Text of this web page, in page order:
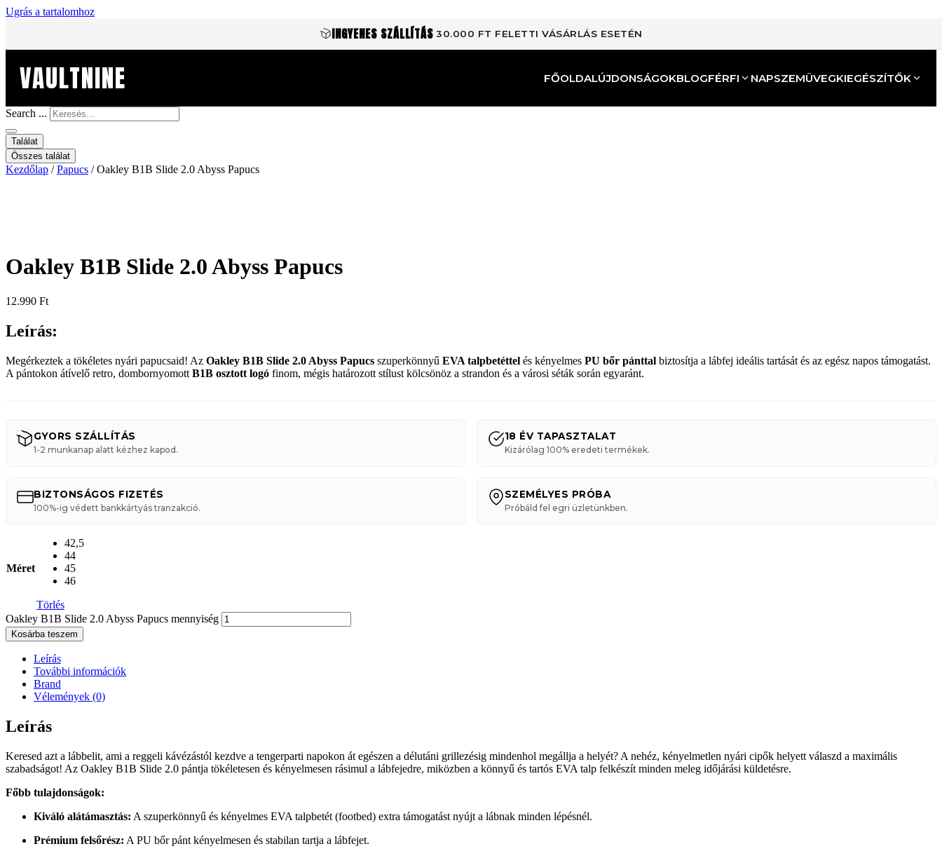
Ugrás a tartalomhoz
INGYENES SZÁLLÍTÁS 30.000 FT FELETTI VÁSÁRLÁS ESETÉN
VAULTNINE FŐOLDALÚJDONSÁGOKBLOGFÉRFI NAPSZEMÜVEGKIEGÉSZÍTŐK
Search ...
Találat
Összes találat
Kezdőlap /Papucs / Oakley B1B Slide 2.0 Abyss Papucs
Oakley B1B Slide 2.0 Abyss Papucs
12.990 Ft
Leírás:
Megérkeztek a tökéletes nyári papucsaid! Az Oakley B1B Slide 2.0 Abyss Papucs szuperkönnyű EVA talpbetéttel és kényelmes PU bőr pánttal biztosítja a lábfej ideális tartását és az egész napos támogatást.
A pántokon átívelő retro, dombornyomott B1B osztott logó finom, mégis határozott stílust kölcsönöz a strandon és a városi séták során egyaránt.
GYORS SZÁLLÍTÁS
1-2 munkanap alatt kézhez kapod.
18 ÉV TAPASZTALAT
Kizárólag 100% eredeti termékek.
BIZTONSÁGOS FIZETÉS
100%-ig védett bankkártyás tranzakció.
SZEMÉLYES PRÓBA
Próbáld fel egri üzletünkben.
Méret
42,5
44
45
46
Törlés
Oakley B1B Slide 2.0 Abyss Papucs mennyiség
Kosárba teszem
Leírás
További információk
Brand
Vélemények (0)
Leírás
Keresed azt a lábbelit, ami a reggeli kávézástól kezdve a tengerparti napokon át egészen a délutáni grillezésig mindenhol megállja a helyét? A nehéz, kényelmetlen nyári cipők helyett válaszd a maximális
szabadságot! Az Oakley B1B Slide 2.0 pántja tökéletesen és kényelmesen rásimul a lábfejedre, miközben a könnyű és tartós EVA talp felkészít minden meleg időjárási küldetésre.
Főbb tulajdonságok:
Kiváló alátámasztás: A szuperkönnyű és kényelmes EVA talpbetét (footbed) extra támogatást nyújt a lábnak minden lépésnél.
Prémium felsőrész: A PU bőr pánt kényelmesen és stabilan tartja a lábfejet.